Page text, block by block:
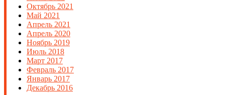
Октябрь 2021
Май 2021
Апрель 2021
Апрель 2020
Ноябрь 2019
Июль 2018
Март 2017
Февраль 2017
Январь 2017
Декабрь 2016